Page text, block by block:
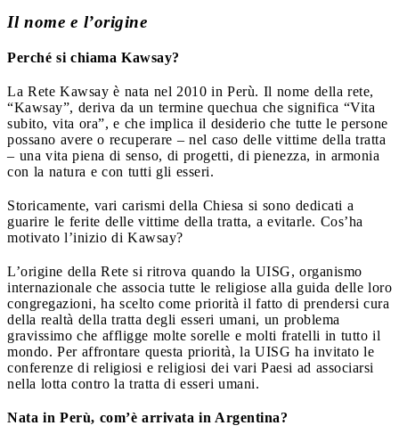
Il nome e l’origine
Perché si chiama Kawsay?
La Rete Kawsay è nata nel 2010 in Perù. Il nome della rete,
“Kawsay”, deriva da un termine quechua che significa “Vita
subito, vita ora”, e che implica il desiderio che tutte le persone
possano avere o recuperare – nel caso delle vittime della tratta
– una vita piena di senso, di progetti, di pienezza, in armonia
con la natura e con tutti gli esseri.
Storicamente, vari carismi della Chiesa si sono dedicati a
guarire le ferite delle vittime della tratta, a evitarle. Cos’ha
motivato l’inizio di Kawsay?
L’origine della Rete si ritrova quando la UISG, organismo
internazionale che associa tutte le religiose alla guida delle loro
congregazioni, ha scelto come priorità il fatto di prendersi cura
della realtà della tratta degli esseri umani, un problema
gravissimo che affligge molte sorelle e molti fratelli in tutto il
mondo. Per affrontare questa priorità, la UISG ha invitato le
conferenze di religiosi e religiosi dei vari Paesi ad associarsi
nella lotta contro la tratta di esseri umani.
Nata in Perù, com’è arrivata in Argentina?